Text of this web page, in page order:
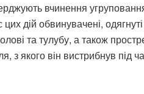
вчинення
дій обвинувачені,
та тулубу, а також
з якого він вистрибнув